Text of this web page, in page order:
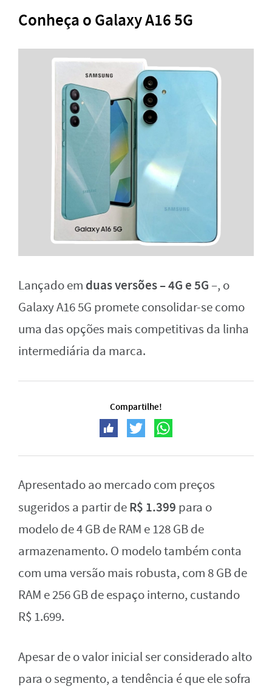
Conheça o Galaxy A16 5G
Lançado em duas versões – 4G e 5G–, o
Galaxy A16 5G promete consolidar-se como
uma das opções mais competitivas da linha
intermediária da marca.
Compartilhe!
Apresentado ao mercado com preços
sugeridos a partir deR$ 1.399 para o
modelo de 4 GB de RAM e 128 GB de
armazenamento. O modelo também conta
com uma versão mais robusta, com 8 GB de
RAM e 256 GB de espaço interno, custando
R$ 1.699.
Apesar de o valor inicial ser considerado alto
para o segmento, a tendência é que ele sofra